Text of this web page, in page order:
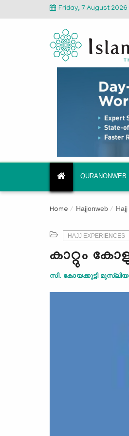
Friday, 7 August 2026
QURANONWEB
Home Hajjonweb
HAJJ EXPERIENCES
കാറ്റും
സി. കോയക്കുട്ടി